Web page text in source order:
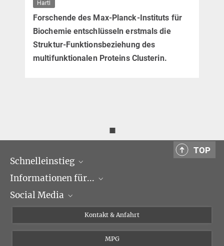
Am Klopferspitz 18,
82152 Martinsried
Forschende des Max-Planck-Instituts für
Biochemie entschlüsseln erstmals die
Struktur-Funktionsbeziehung des
multifunktionalen Proteins Clusterin.
◼
TOP
Schnelleinstieg
Forschungsgruppen
Veranstaltungen
Informationen für...
Journalisten
Social Media
Linked in
Kontakt & Anfahrt
MPG